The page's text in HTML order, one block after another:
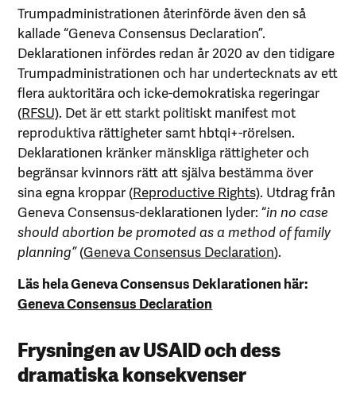
Trumpadministrationen återinförde även den så
kallade “Geneva Consensus Declaration”.
Deklarationen infördes redan år 2020 av den tidigare
Trumpadministrationen och har undertecknats av ett
flera auktoritära och icke-demokratiska regeringar
(RFSU). Det är ett starkt politiskt manifest mot
reproduktiva rättigheter samt hbtqi+-rörelsen.
Deklarationen kränker mänskliga rättigheter och
begränsar kvinnors rätt att själva bestämma över
sina egna kroppar (Reproductive Rights). Utdrag från
Geneva Consensus-deklarationen lyder: “in no case
should abortion be promoted as a method of family
planning”(Geneva Consensus Declaration).
Läs hela Geneva Consensus Deklarationen här:
Geneva Consensus Declaration
Frysningen av USAID och dess
dramatiska konsekvenser